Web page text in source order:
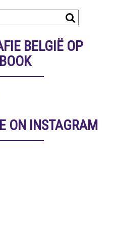
BELGIË OP
ON INSTAGRAM